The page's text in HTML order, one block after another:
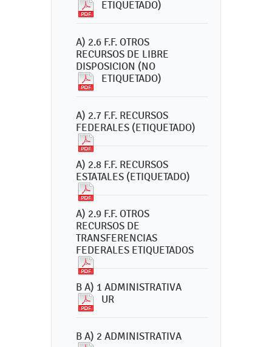
ETIQUETADO)
A) 2.6 F.F. OTROS
RECURSOS DE LIBRE
DISPOSICION (NO
ETIQUETADO)
A) 2.7 F.F. RECURSOS
FEDERALES (ETIQUETADO)
A) 2.8 F.F. RECURSOS
ESTATALES (ETIQUETADO)
A) 2.9 F.F. OTROS
RECURSOS DE
TRANSFERENCIAS
FEDERALES ETIQUETADOS
B A) 1 ADMINISTRATIVA
UR
B A) 2 ADMINISTRATIVA